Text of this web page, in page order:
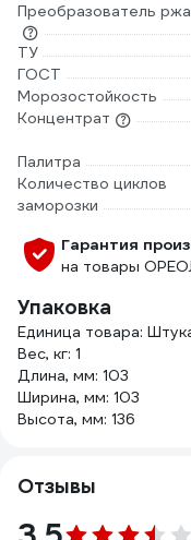
Преобразователь
ТУ
ГОСТ
Морозостойкость
Концентрат
Палитра
Количество циклов
заморозки
Гарантия
на товары
Упаковка
Единица товара:
Вес, кг: 1
Длина, мм: 103
Ширина, мм: 103
Высота, мм: 136
Отзывы